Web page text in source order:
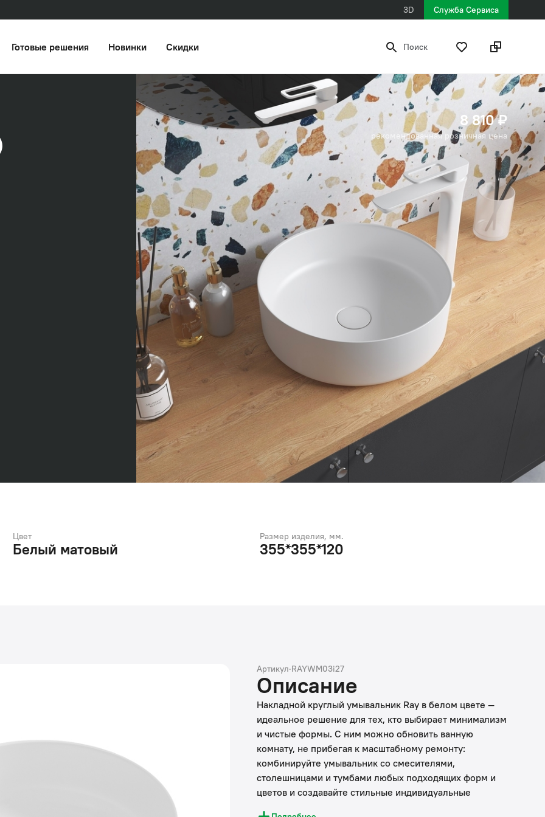
3D Служба Сервиса
Готовые решения Новинки Скидки Поиск
8 810 ₽
рекомендованная розничная цена
Цвет
Белый матовый
Размер изделия, мм.
355*355*120
Артикул·RAYWM03i27
Описание
Накладной круглый умывальник Ray в белом цвете —
идеальное решение для тех, кто выбирает минимализм
и чистые формы. С ним можно обновить ванную
комнату, не прибегая к масштабному ремонту:
комбинируйте умывальник со смесителями,
столешницами и тумбами любых подходящих форм и
цветов и создавайте стильные индивидуальные